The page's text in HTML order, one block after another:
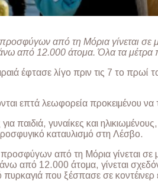
από τη Μόρια γίνεται
από 12.000 άτομα. Όλα τα
έφτασε λίγο πριν τις 7 το
επτά λεωφορεία προκειμένου
για παιδιά, γυναίκες και
καταυλισμό στη Λέσβο.
από τη Μόρια γίνεται
από 12.000 άτομα, γίνεται
πυρκαγιά που ξέσπασε σε